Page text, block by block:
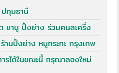
ปทุมธานี
ชาบู ปิ้งย่าง ร่วมคนละครึ่ง
านปิ้งย่าง หมูกระทะ กรุงเทพ
ารได้ในขณะนี้ กรุณาลองใหม่